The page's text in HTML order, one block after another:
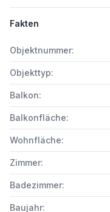
Fakten
Objektnummer:
Objekttyp:
Balkon:
Balkonfläche:
Wohnfläche:
Zimmer:
Badezimmer:
Baujahr: